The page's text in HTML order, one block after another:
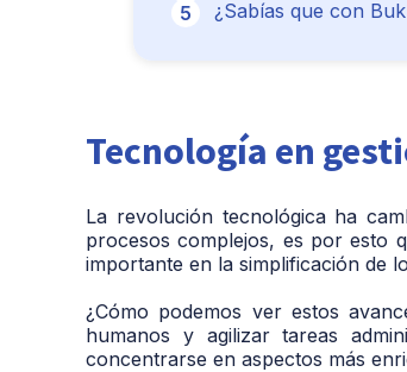
¿Sabías que con
Tecnología en
La revolución tecnológica ha
procesos complejos, es por esto
importante en la simplificación de
¿Cómo podemos ver estos
humanos y agilizar tareas
concentrarse en aspectos más